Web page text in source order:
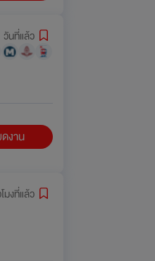
วันที่แล้ว
งาน
มงที่แล้ว